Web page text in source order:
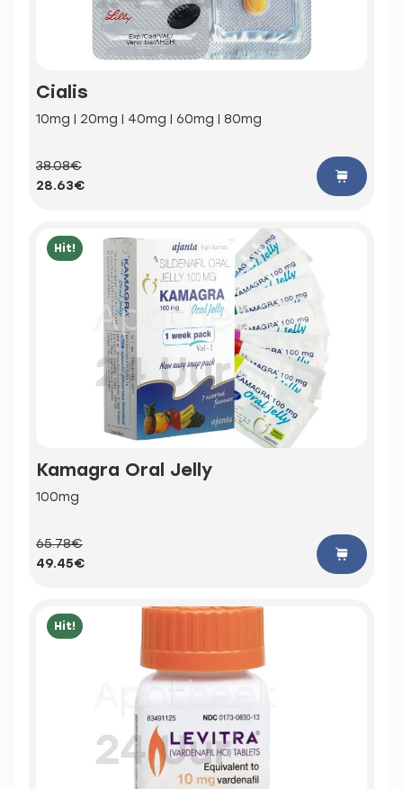
Cialis
10mg | 20mg | 40mg | 60mg | 80mg
38.08€
28.63€
Hit!
Kamagra Oral Jelly
100mg
65.78€
49.45€
Hit!